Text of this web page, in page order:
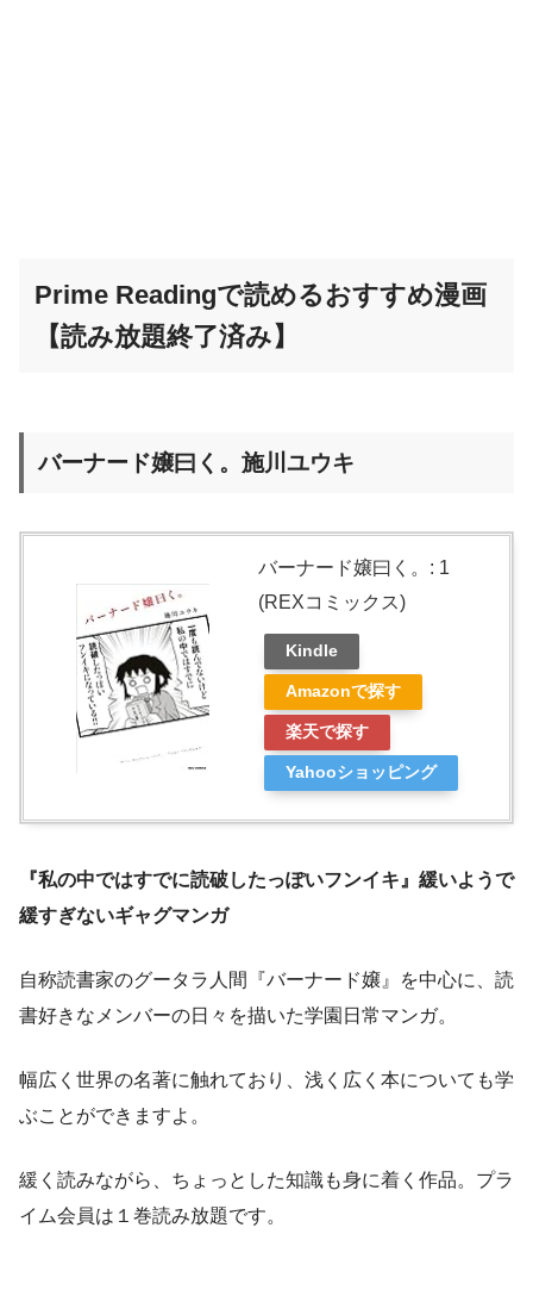
Prime Readingで読めるおすすめ漫画
【読み放題終了済み】
バーナード嬢曰く。施川ユウキ
バーナード嬢曰く。: 1
(REXコミックス)
Kindle
Amazonで探す
楽天で探す
Yahooショッピング
『私の中ではすでに読破したっぽいフンイキ』緩いようで
緩すぎないギャグマンガ
自称読書家のグータラ人間『バーナード嬢』を中心に、読
書好きなメンバーの日々を描いた学園日常マンガ。
幅広く世界の名著に触れており、浅く広く本についても学
ぶことができますよ。
緩く読みながら、ちょっとした知識も身に着く作品。プラ
イム会員は１巻読み放題です。